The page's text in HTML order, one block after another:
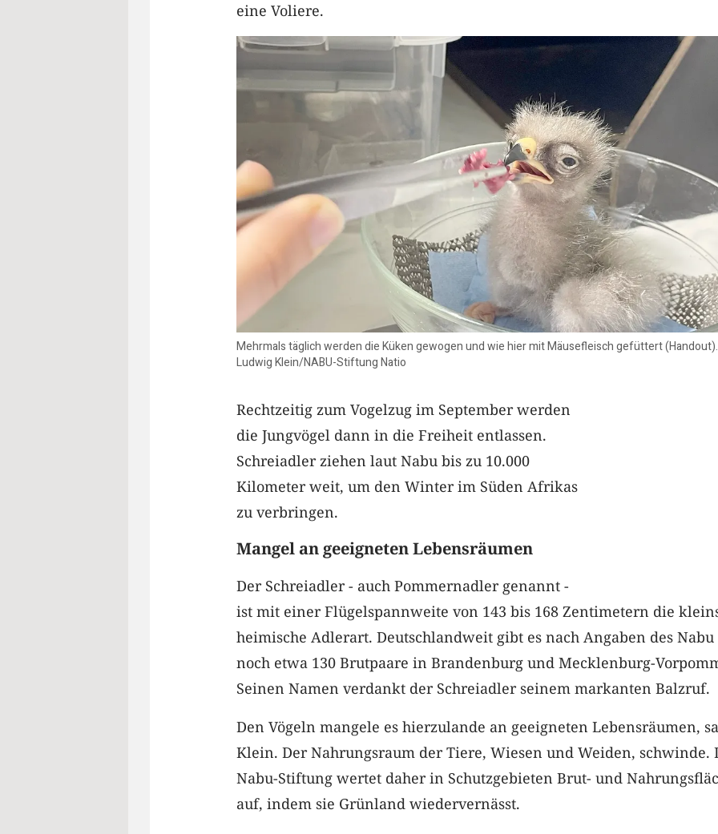
eine Voliere.
Mehrmals täglich werden die Küken gewogen und wie hier mit Mäusefleisch gefüttert
Ludwig Klein/NABU-Stiftung Natio
Rechtzeitig zum Vogelzug im September werden
die Jungvögel dann in die Freiheit entlassen.
Schreiadler ziehen laut Nabu bis zu 10.000
Kilometer weit, um den Winter im Süden Afrikas
zu verbringen.
Mangel an geeigneten Lebensräumen
Der Schreiadler - auch Pommernadler genannt -
ist mit einer Flügelspannweite von 143 bis 168 Zentimetern die
heimische Adlerart. Deutschlandweit gibt es nach Angaben des
noch etwa 130 Brutpaare in Brandenburg und Mecklenburg-
Seinen Namen verdankt der Schreiadler seinem markanten Balzruf.
Den Vögeln mangele es hierzulande an geeigneten Lebensräumen,
Klein. Der Nahrungsraum der Tiere, Wiesen und Weiden, schwinde.
Nabu-Stiftung wertet daher in Schutzgebieten Brut- und
auf, indem sie Grünland wiedervernässt.